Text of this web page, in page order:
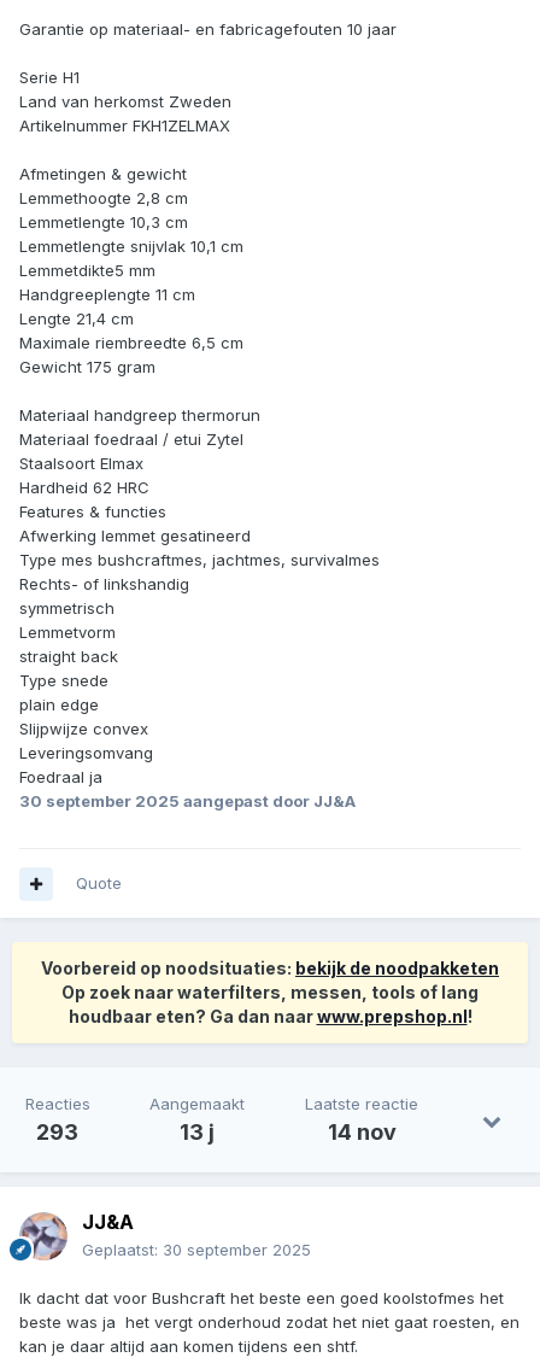
Garantie op materiaal- en fabricagefouten 10 jaar
Serie H1
Land van herkomst Zweden
Artikelnummer FKH1ZELMAX
Afmetingen & gewicht
Lemmethoogte 2,8 cm
Lemmetlengte 10,3 cm
Lemmetlengte snijvlak 10,1 cm
Lemmetdikte5 mm
Handgreeplengte 11 cm
Lengte 21,4 cm
Maximale riembreedte 6,5 cm
Gewicht 175 gram
Materiaal handgreep thermorun
Materiaal foedraal / etui Zytel
Staalsoort Elmax
Hardheid 62 HRC
Features & functies
Afwerking lemmet gesatineerd
Type mes bushcraftmes, jachtmes, survivalmes
Rechts- of linkshandig
symmetrisch
Lemmetvorm
straight back
Type snede
plain edge
Slijpwijze convex
Leveringsomvang
Foedraal ja
30 september 2025 aangepast door JJ&A
Quote
Voorbereid op noodsituaties: bekijk de noodpakketen
Op zoek naar waterfilters, messen, tools of lang
houdbaar eten? Ga dan naarwww.prepshop.nl!
Reacties
293
Aangemaakt
13 j
Laatste reactie
14 nov
JJ&A
Geplaatst: 30 september 2025
Ik dacht dat voor Bushcraft het beste een goed koolstofmes het
beste was ja het vergt onderhoud zodat het niet gaat roesten, en
kan je daar altijd aan komen tijdens een shtf.